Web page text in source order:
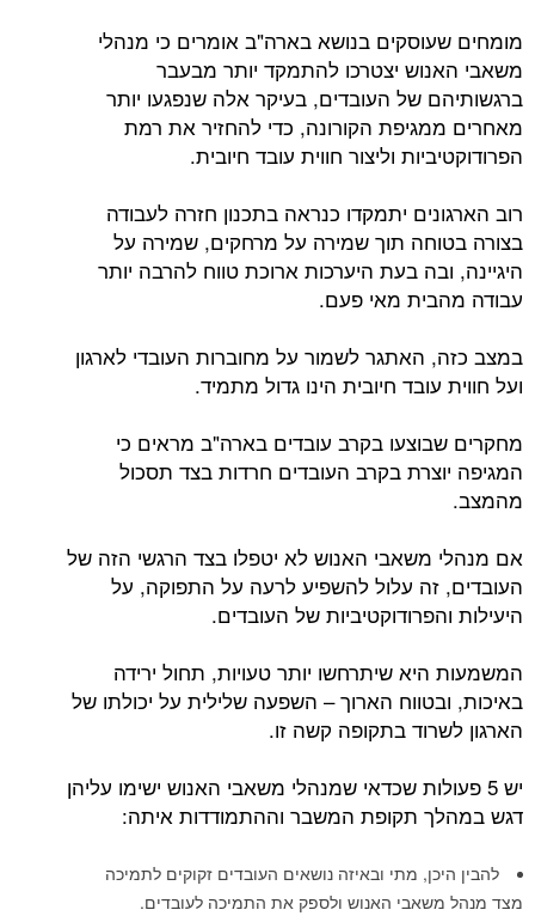
מומחים שעוסקים בנושא בארה"ב אומרים כי מנהלי
משאבי האנוש יצטרכו להתמקד יותר מבעבר
ברגשותיהם של העובדים, בעיקר אלה שנפגעו יותר
מאחרים ממגיפת הקורונה, כדי להחזיר את רמת
הפרודוקטיביות וליצור חווית עובד חיובית.
רוב הארגונים יתמקדו כנראה בתכנון חזרה לעבודה
בצורה בטוחה תוך שמירה על מרחקים, שמירה על
היגיינה, ובה בעת היערכות ארוכת טווח להרבה יותר
עבודה מהבית מאי פעם.
במצב כזה, האתגר לשמור על מחוברות העובדי לארגון
ועל חווית עובד חיובית הינו גדול מתמיד.
מחקרים שבוצעו בקרב עובדים בארה"ב מראים כי
המגיפה יוצרת בקרב העובדים חרדות בצד תסכול
מהמצב.
אם מנהלי משאבי האנוש לא יטפלו בצד הרגשי הזה של
העובדים, זה עלול להשפיע לרעה על התפוקה, על
היעילות והפרודוקטיביות של העובדים.
המשמעות היא שיתרחשו יותר טעויות, תחול ירידה
באיכות, ובטווח הארוך – השפעה שלילית על יכולתו של
הארגון לשרוד בתקופה קשה זו.
יש 5 פעולות שכדאי שמנהלי משאבי האנוש ישימו עליהן
דגש במהלך תקופת המשבר וההתמודדות איתה:
להבין היכן, מתי ובאיזה נושאים העובדים זקוקים לתמיכה
מצד מנהל משאבי האנוש ולספק את התמיכה לעובדים.